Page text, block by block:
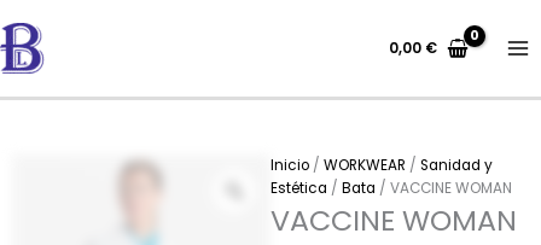
al
contenido
0,00 €
Inicio / WORKWEAR / Sanidad y
Estética / Bata / VACCINE WOMAN
VACCINE WOMAN